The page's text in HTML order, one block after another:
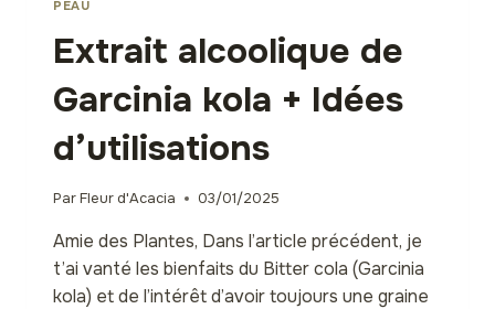
PEAU
Extrait alcoolique de
Garcinia kola + Idées
d’utilisations
ParFleur d'Acacia 03/01/2025
Amie des Plantes, Dans l’article précédent, je
t’ai vanté les bienfaits du Bitter cola (Garcinia
kola) et de l’intérêt d’avoir toujours une graine